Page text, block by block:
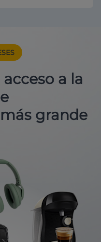
a la
grande